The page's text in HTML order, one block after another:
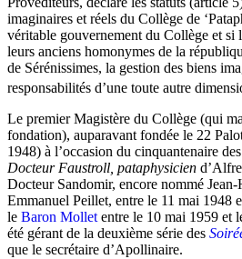
imaginaires et réels du Collège de
véritable gouvernement du Collège et si
leurs anciens homonymes de la
de Sérénissimes, la gestion des biens
responsabilités d’une toute autre
Le premier Magistère du Collège (qui
fondation), auparavant fondée le 22
1948) à l’occasion du cinquantenaire des
Docteur Faustroll, pataphysicien
Docteur Sandomir, encore nommé
Emmanuel Peillet, entre le 11 mai 1948
le Baron Mollet entre le 10 mai 1959 et
été gérant de la deuxième série des
que le secrétaire d’Apollinaire.